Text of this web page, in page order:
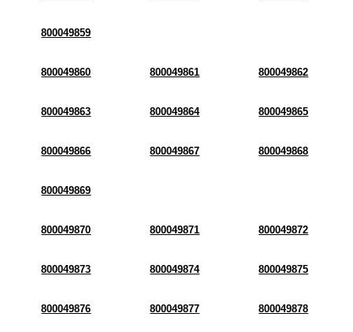
800049859
800049860 800049861 800049862
800049863 800049864 800049865
800049866 800049867 800049868
800049869
800049870 800049871 800049872
800049873 800049874 800049875
800049876 800049877 800049878